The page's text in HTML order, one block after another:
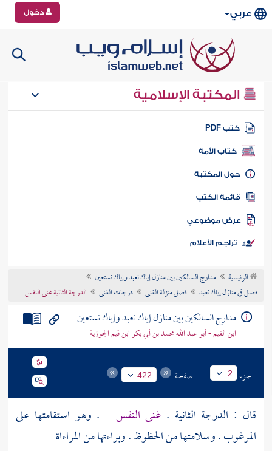
عربي دخول
المكتبة الإسلامية
كتب PDF
كتاب الأمة
المكتبة
الكتب
موضوعي
تراجم الأعلام
الرئيسية
مدارج السالكين بين منازل إياك نعبد وإياك نستعين
فصل في منازل إياك نعبد
فصل منزلة الغنى درجات الغنى الدرجة الثانية غنى النفس
مدارج السالكين بين منازل إياك نعبد وإياك نستعين
ابن القيم - أبو عبد الله محمد بن أبي بكر ابن قيم الجوزية
جزء 2 صفحة 422
قال : الدرجة الثانية . غنى النفس
. وهو استقامتها على
المرغوب . وسلامتها من الحظوظ . وبراءتها من المراءاة